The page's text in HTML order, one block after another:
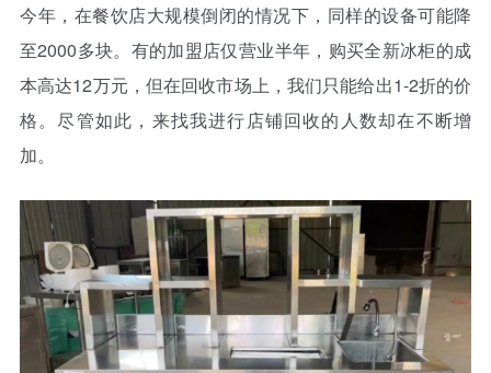
今年，在餐饮店大规模倒闭的情况下，同样的设备可能降
至2000多块。有的加盟店仅营业半年，购买全新冰柜的成
本高达12万元，但在回收市场上，我们只能给出1-2折的价
格。尽管如此，来找我进行店铺回收的人数却在不断增
加。